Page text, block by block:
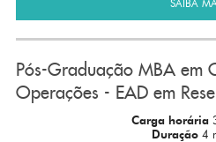
SAIBA
Pós-Graduação MBA em
Operações - EAD em
Carga horária
Duração 4